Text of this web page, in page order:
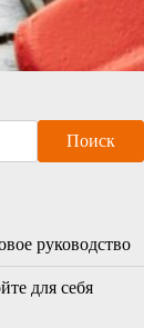
Поиск
руководство
для себя